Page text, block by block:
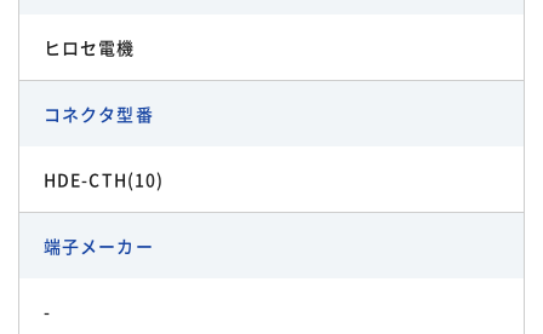
ヒロセ電機
コネクタ型番
HDE-CTH(10)
端子メーカー
-